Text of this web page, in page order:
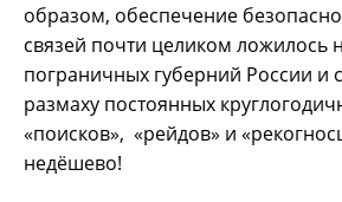
образом, обеспечение
связей почти целиком ложилось
пограничных губерний России и
размаху постоянных
«поисков», «рейдов» и
недёшево!